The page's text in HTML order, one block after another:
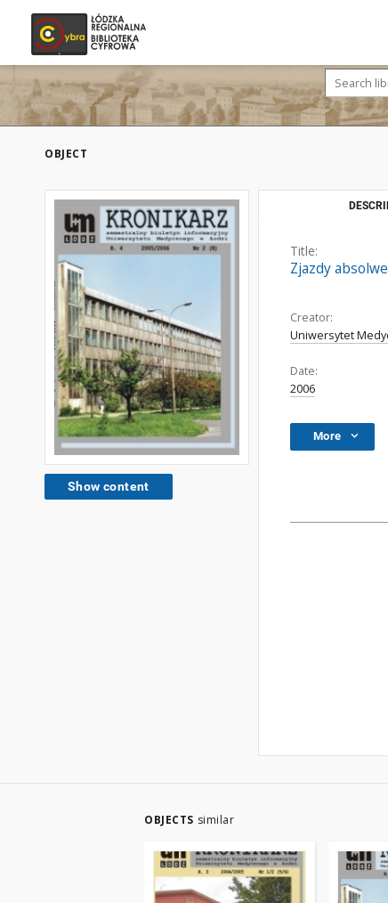
OBJECT
Show content
Title:
Zjazdy
Creator:
Uniwersytet
Date:
2006
More
OBJECTS similar